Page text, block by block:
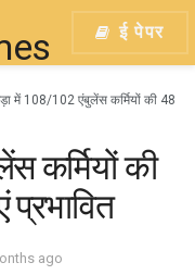
ई पेपर
में 108/102 एंबुलेंस कर्मियों की 48
कर्मियों की
ago